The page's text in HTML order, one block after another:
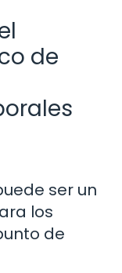
de
ser un
los
de